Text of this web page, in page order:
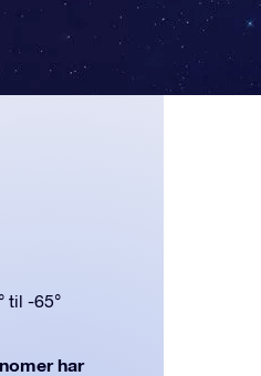
til -65°
har